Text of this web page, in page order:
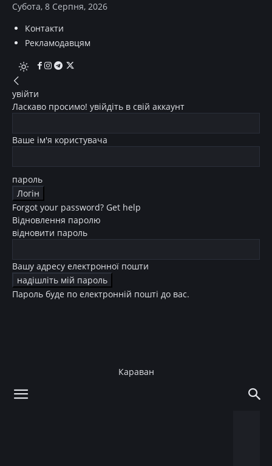
Субота, 8 Серпня, 2026
Контакти
Рекламодавцям
увійти
Ласкаво просимо! увійдіть в свій аккаунт
Ваше ім'я користувача
пароль
Forgot your password? Get help
Відновлення паролю
відновити пароль
Вашу адресу електронної пошти
Пароль буде по електронній пошті до вас.
Караван